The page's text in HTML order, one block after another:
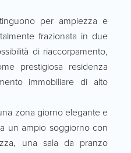
per ampiezza e
frazionata in due
di riaccorpamento,
prestigiosa residenza
immobiliare di alto
zona giorno elegante e
un ampio soggiorno con
una sala da pranzo